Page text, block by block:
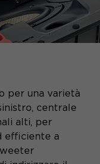
per una varietà
centrale
alti, per
efficiente a